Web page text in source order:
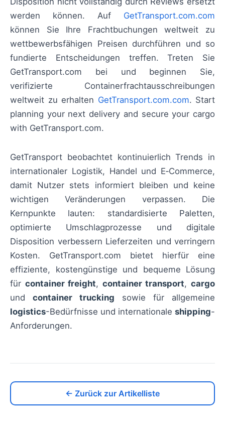
werden können. Auf GetTransport.com.com
können Sie Ihre Frachtbuchungen weltweit zu
wettbewerbsfähigen Preisen durchführen und so
fundierte Entscheidungen treffen. Treten Sie
GetTransport.com bei und beginnen Sie,
verifizierte Containerfrachtausschreibungen
weltweit zu erhalten GetTransport.com.com. Start
planning your next delivery and secure your cargo
with GetTransport.com.
GetTransport beobachtet kontinuierlich Trends in
internationaler Logistik, Handel und E‑Commerce,
damit Nutzer stets informiert bleiben und keine
wichtigen Veränderungen verpassen. Die
Kernpunkte lauten: standardisierte Paletten,
optimierte Umschlagprozesse und digitale
Disposition verbessern Lieferzeiten und verringern
Kosten. GetTransport.com bietet hierfür eine
effiziente, kostengünstige und bequeme Lösung
für container freight, container transport,cargo
und container trucking sowie für allgemeine
logistics-Bedürfnisse und internationale shipping-
Anforderungen.
← Zurück zur Artikelliste